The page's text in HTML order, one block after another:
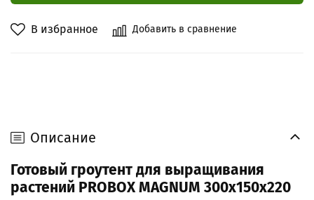
В избранное Добавить в сравнение
Описание
Готовый гроутент для выращивания
растений PROBOX MAGNUM 300х150х220